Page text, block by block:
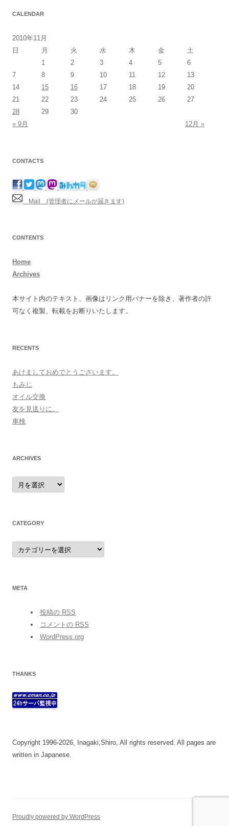
CALENDAR
2010年11月
日
月 火 水 木 金
土
1
2 3 4 5
6
7
8 9 10 11 12
13
14
15 16 17 18 19
20
21
22 23 24 25 26
27
28
29
30
« 9月
12月 »
CONTACTS
Mail (管理者にメールが届きます)
CONTENTS
Home
Archives
本サイト内のテキスト、画像はリンク用バナーを除き、著作者の許
可なく複製、転載をお断りいたします。
RECENTS
あけましておめでとうございます。
もみじ
オイル交換
友を見送りに。
車検
ARCHIVES
archives
CATEGORY
category
META
投稿の RSS
コメントの RSS
WordPress.org
THANKS
Copyright 1996-2026, Inagaki,Shiro, All rights reserved. All pages are
written in Japanese.
Proudly powered by WordPress